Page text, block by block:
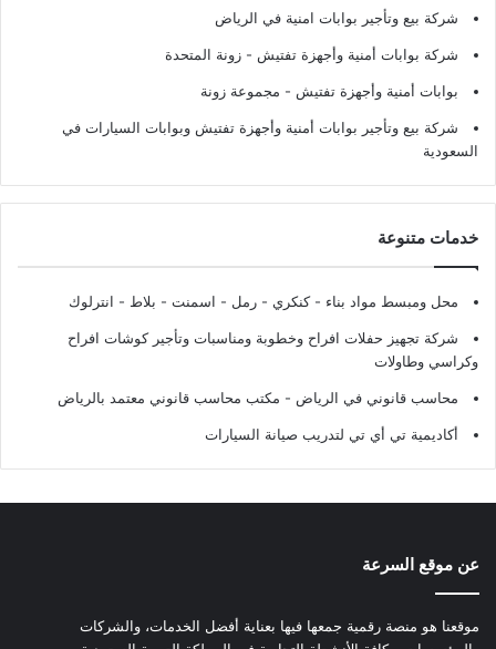
شركة بيع وتأجير بوابات امنية في الرياض
شركة بوابات أمنية وأجهزة تفتيش - زونة المتحدة
بوابات أمنية وأجهزة تفتيش - مجموعة زونة
شركة بيع وتأجير بوابات أمنية وأجهزة تفتيش وبوابات السيارات في
السعودية
خدمات متنوعة
محل ومبسط مواد بناء - كنكري - رمل - اسمنت - بلاط - انترلوك
شركة تجهيز حفلات افراح وخطوبة ومناسبات وتأجير كوشات افراح
وكراسي وطاولات
محاسب قانوني في الرياض - مكتب محاسب قانوني معتمد بالرياض
أكاديمية تي أي تي لتدريب صيانة السيارات
عن موقع السرعة
موقعنا هو منصة رقمية جمعها فيها بعناية أفضل الخدمات، والشركات